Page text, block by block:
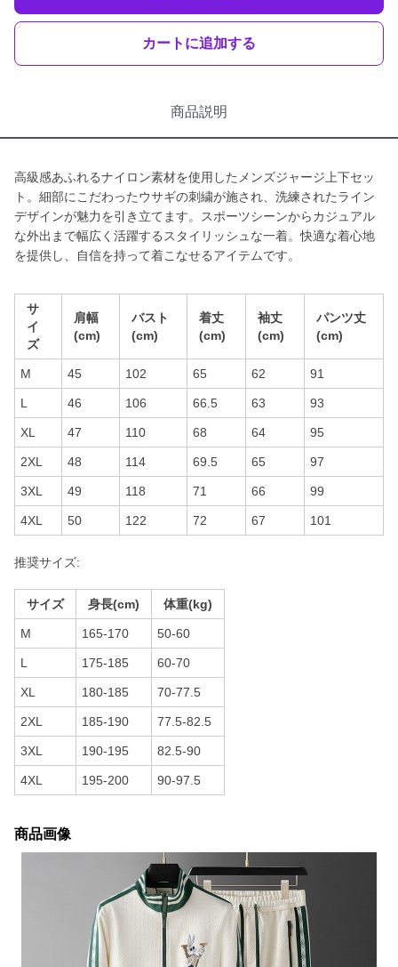
カートに追加する
商品説明
高級感あふれるナイロン素材を使用したメンズジャージ上下セッ
ト。細部にこだわったウサギの刺繍が施され、洗練されたライン
デザインが魅力を引き立てます。スポーツシーンからカジュアル
な外出まで幅広く活躍するスタイリッシュな一着。快適な着心地
を提供し、自信を持って着こなせるアイテムです。
サ
イ
ズ
肩幅
(cm)
バスト
(cm)
着丈
(cm)
袖丈
(cm)
パンツ丈
(cm)
M 45 102 65 62 91
L 46 106 66.5 63 93
XL 47 110 68 64 95
2XL 48 114 69.5 65 97
3XL 49 118 71 66 99
4XL 50 122 72 67 101
推奨サイズ:
サイズ 身長(cm) 体重(kg)
M 165-170 50-60
L 175-185 60-70
XL 180-185 70-77.5
2XL 185-190 77.5-82.5
3XL 190-195 82.5-90
4XL 195-200 90-97.5
商品画像